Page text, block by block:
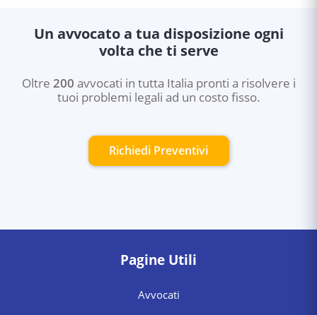
Un avvocato a tua disposizione ogni
volta che ti serve
Oltre 200 avvocati in tutta Italia pronti a risolvere i
tuoi problemi legali ad un costo fisso.
Richiedi Preventivi
Pagine Utili
Avvocati